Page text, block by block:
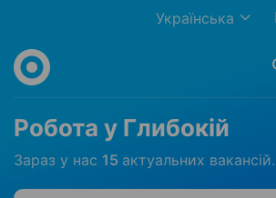
Українська
Робота у Глибокій
Зараз у нас 15 актуальних вакансій.